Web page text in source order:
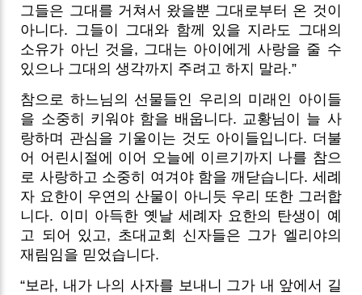
그들은 그대를 거쳐서 왔을뿐 그대로부터 온 것이
아니다. 그들이 그대와 함께 있을 지라도 그대의
소유가 아닌 것을, 그대는 아이에게 사랑을 줄 수
있으나 그대의 생각까지 주려고 하지 말라.”
참으로 하느님의 선물들인 우리의 미래인 아이들
을 소중히 키워야 함을 배웁니다. 교황님이 늘 사
랑하며 관심을 기울이는 것도 아이들입니다. 더불
어 어린시절에 이어 오늘에 이르기까지 나를 참으
로 사랑하고 소중히 여겨야 함을 깨닫습니다. 세례
자 요한이 우연의 산물이 아니듯 우리 또한 그러합
니다. 이미 아득한 옛날 세례자 요한의 탄생이 예
고 되어 있고, 초대교회 신자들은 그가 엘리야의
재림임을 믿었습니다.
“보라, 내가 나의 사자를 보내니 그가 내 앞에서 길